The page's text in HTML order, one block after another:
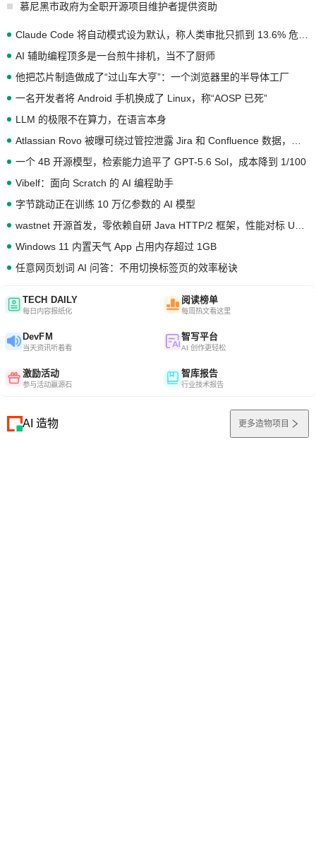
慕尼黑市政府为全职开源项目维护者提供资助
AI 辅助编程顶多是一台煎牛排机，当不了厨师
他把芯片制造做成了“过山车大亨”：一个浏览器里的半导体工厂
一名开发者将 Android 手机换成了 Linux，称“AOSP 已死”
LLM 的极限不在算力，在语言本身
一个 4B 开源模型，检索能力追平了 GPT-5.6 Sol，成本降到 1/100
Vibelf：面向 Scratch 的 AI 编程助手
字节跳动正在训练 10 万亿参数的 AI 模型
Windows 11 内置天气 App 占用内存超过 1GB
任意网页划词 AI 问答：不用切换标签页的效率秘诀
TECH DAILY
每日内容报纸化
阅读榜单
每周热文看这里
DevFM
当天资讯听着看
智写平台
AI 创作更轻松
激励活动
参与活动赢源石
智库报告
行业技术报告
AI 造物 更多造物项目